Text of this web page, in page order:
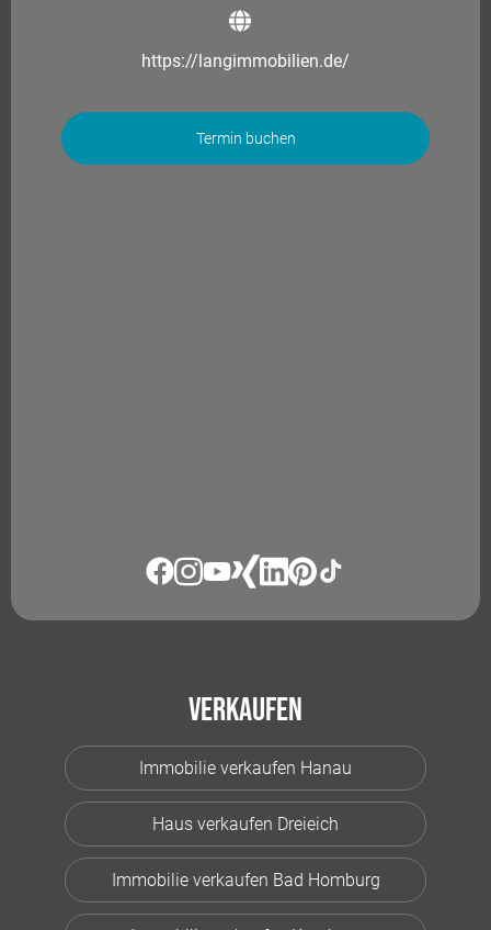
https://langimmobilien.de/
Termin buchen
Verkaufen
Immobilie verkaufen Hanau
Haus verkaufen Dreieich
Immobilie verkaufen Bad Homburg